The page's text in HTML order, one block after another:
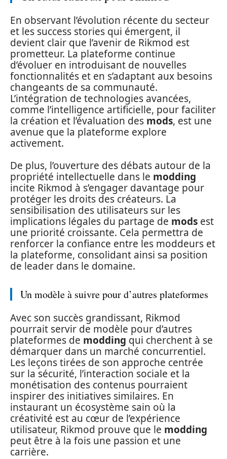
En observant l’évolution récente du secteur
et les success stories qui émergent, il
devient clair que l’avenir de Rikmod est
prometteur. La plateforme continue
d’évoluer en introduisant de nouvelles
fonctionnalités et en s’adaptant aux besoins
changeants de sa communauté.
L’intégration de technologies avancées,
comme l’intelligence artificielle, pour faciliter
la création et l’évaluation des mods, est une
avenue que la plateforme explore
activement.
De plus, l’ouverture des débats autour de la
propriété intellectuelle dans le modding
incite Rikmod à s’engager davantage pour
protéger les droits des créateurs. La
sensibilisation des utilisateurs sur les
implications légales du partage de mods est
une priorité croissante. Cela permettra de
renforcer la confiance entre les moddeurs et
la plateforme, consolidant ainsi sa position
de leader dans le domaine.
Un modèle à suivre pour d’autres plateformes
Avec son succès grandissant, Rikmod
pourrait servir de modèle pour d’autres
plateformes de modding qui cherchent à se
démarquer dans un marché concurrentiel.
Les leçons tirées de son approche centrée
sur la sécurité, l’interaction sociale et la
monétisation des contenus pourraient
inspirer des initiatives similaires. En
instaurant un écosystème sain où la
créativité est au cœur de l’expérience
utilisateur, Rikmod prouve que le modding
peut être à la fois une passion et une
carrière.